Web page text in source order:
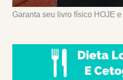
Garanta seu livro físico HOJE